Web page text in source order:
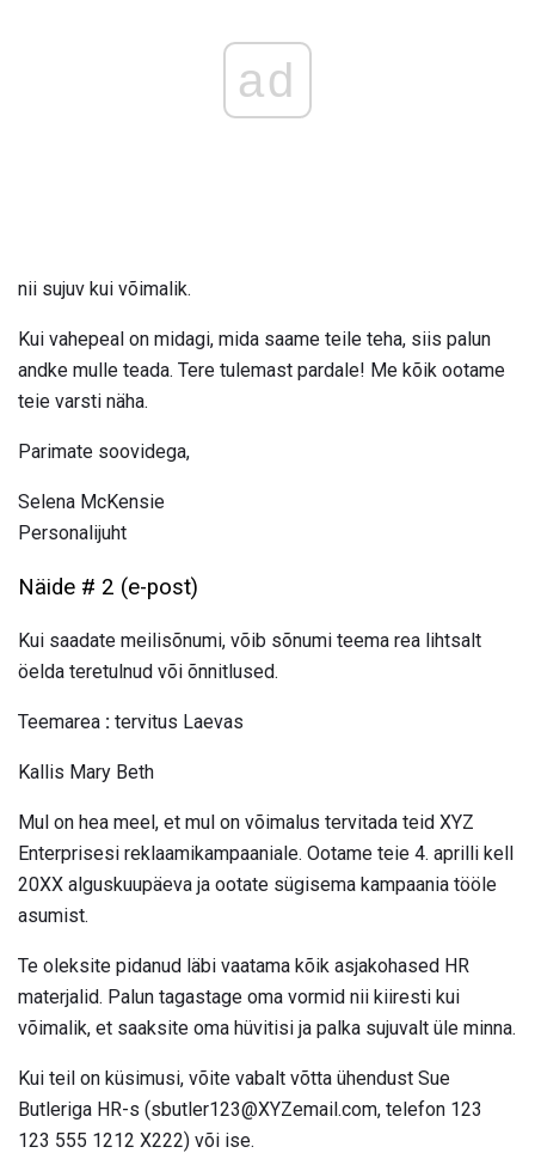
ad
nii sujuv kui võimalik.
Kui vahepeal on midagi, mida saame teile teha, siis palun
andke mulle teada. Tere tulemast pardale! Me kõik ootame
teie varsti näha.
Parimate soovidega,
Selena McKensie
Personalijuht
Näide # 2 (e-post)
Kui saadate meilisõnumi, võib sõnumi teema rea ​​lihtsalt
öelda teretulnud või õnnitlused.
Teemarea : tervitus Laevas
Kallis Mary Beth
Mul on hea meel, et mul on võimalus tervitada teid XYZ
Enterprisesi reklaamikampaaniale. Ootame teie 4. aprilli kell
20XX alguskuupäeva ja ootate sügisema kampaania tööle
asumist.
Te oleksite pidanud läbi vaatama kõik asjakohased HR
materjalid. Palun tagastage oma vormid nii kiiresti kui
võimalik, et saaksite oma hüvitisi ja palka sujuvalt üle minna.
Kui teil on küsimusi, võite vabalt võtta ühendust Sue
Butleriga HR-s (sbutler123@XYZemail.com, telefon 123
123 555 1212 X222) või ise.